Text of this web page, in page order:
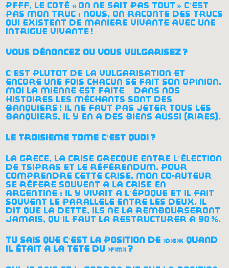
pfff, le côté « on ne sait pas tout » c’est
pas mon truc : nous, on raconte des trucs
qui existent de manière vivante avec une
intrigue vivante !
vous dénoncez où vous vulgarisez ?
c’est plutôt de la vulgarisation et
encore une fois chacun se fait son opinion.
moi la mienne est faite… dans nos
histoires les méchants sont des
banquiers ! il ne faut pas jeter tous les
banquiers, il y en a des biens aussi (rires).
le troisième tome c’est quoi ?
la grèce, la crise grecque entre l’élection
de tsipras et le référendum. pour
comprendre cette crise, mon co-auteur
se réfère souvent à la crise en
argentine : il y vivait à l’époque et il fait
souvent le parallèle entre les deux. il
dit que la dette, ils ne la rembourseront
jamais, qu’il faut la restructurer à 90 %.
tu sais que c’est la position de dsk quand
il était à la tête du fmi ?